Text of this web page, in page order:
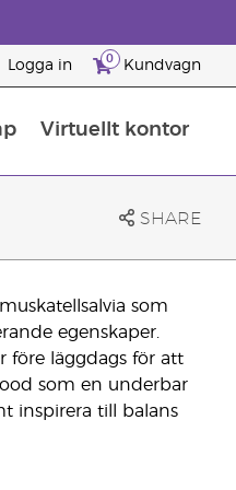
Logga in 0 Kundvagn
Virtuellt kontor
SHARE
som
egenskaper.
före läggdags för att
som en underbar
inspirera till balans